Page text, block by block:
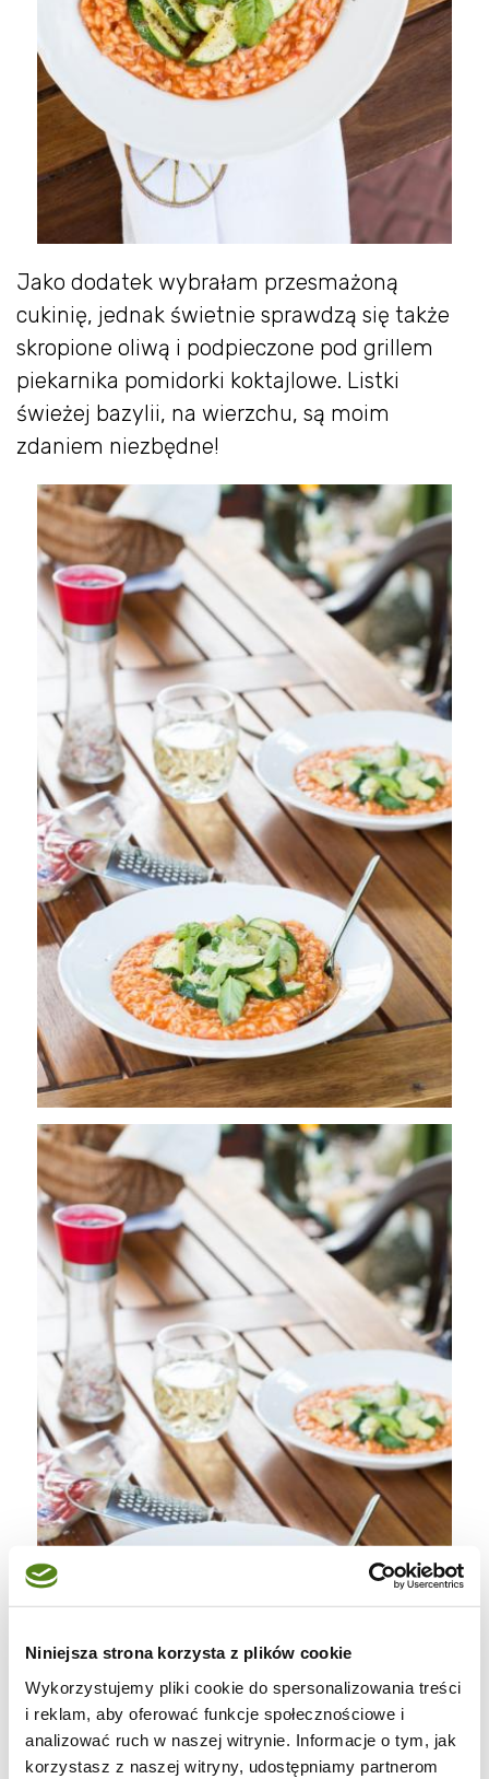
Niniejsza strona korzysta z plików cookie
Wykorzystujemy pliki cookie do spersonalizowania treści
i reklam, aby oferować funkcje społecznościowe i
analizować ruch w naszej witrynie. Informacje o tym, jak
korzystasz z naszej witryny, udostępniamy partnerom
Jako dodatek wybrałam przesmażoną
cukinię, jednak świetnie sprawdzą się także
skropione oliwą i podpieczone pod grillem
piekarnika pomidorki koktajlowe. Listki
świeżej bazylii, na wierzchu, są moim
zdaniem niezbędne!